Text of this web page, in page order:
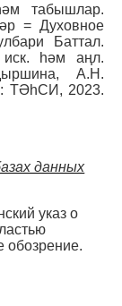
табышлар.
= Духовное
Баттал.
иск. һәм аңл.
А.Н.
ТӘһСИ, 2023.
данных
указ о
обозрение.